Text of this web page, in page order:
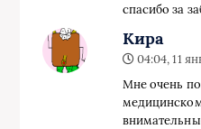
спасибо за
Кира
04:04, 11
Мне очень